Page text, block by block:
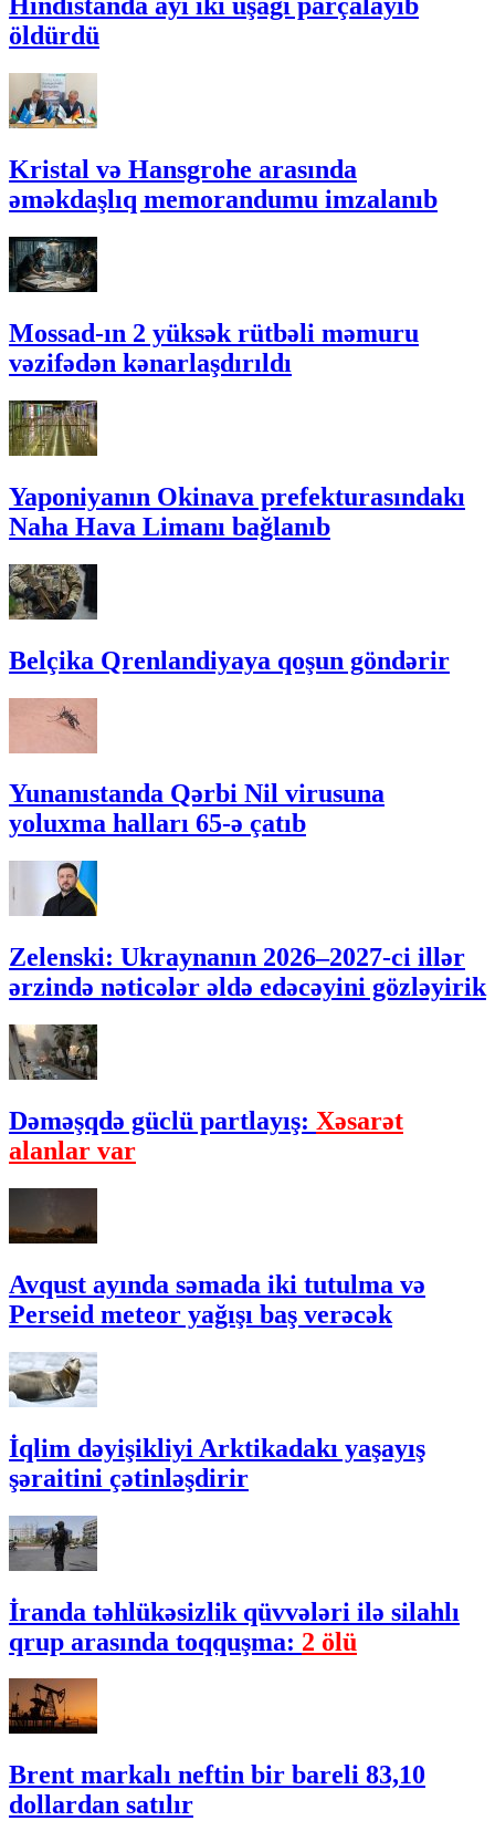
Hindistanda ayı iki uşağı parçalayıb
öldürdü
Kristal və Hansgrohe arasında
əməkdaşlıq memorandumu imzalanıb
Mossad-ın 2 yüksək rütbəli məmuru
vəzifədən kənarlaşdırıldı
Yaponiyanın Okinava prefekturasındakı
Naha Hava Limanı bağlanıb
Belçika Qrenlandiyaya qoşun göndərir
Yunanıstanda Qərbi Nil virusuna
yoluxma halları 65-ə çatıb
Zelenski: Ukraynanın 2026–2027-ci illər
ərzində nəticələr əldə edəcəyini gözləyirik
Dəməşqdə güclü partlayış: Xəsarət
alanlar var
Avqust ayında səmada iki tutulma və
Perseid meteor yağışı baş verəcək
İqlim dəyişikliyi Arktikadakı yaşayış
şəraitini çətinləşdirir
İranda təhlükəsizlik qüvvələri ilə silahlı
qrup arasında toqquşma: 2 ölü
Brent markalı neftin bir bareli 83,10
dollardan satılır